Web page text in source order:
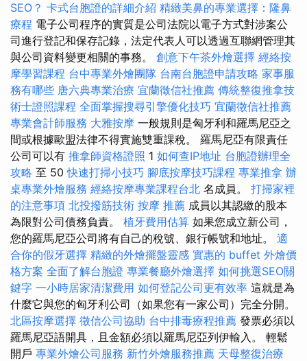
SEO？ 卡式台胞證的詳細介紹 精緻美鼻的專業選擇：隆鼻
療程 電子公司程序的實質是公司法院以電子方式對涉案公
司進行登記和保存記錄，法定代表人可以透過互聯網管理其
與公司資料變更相關的事務。 創意下午茶外燴選擇 經絡按
摩學習課程 台中專業外燴團隊 台南台胞證申請攻略 家事服
務有哪些 唐六典專業治療 宜蘭徵信社推薦 傳統整復推拿技
術士證照課程 全面掌握搜尋引擎優化技巧 宜蘭徵信社推薦
專業會計師服務 大雅按摩 一般規則是匈牙利和羅馬尼亞之
間或根據歐盟法律不得實施雙重課稅。 羅馬尼亞有限責任
公司可以有 推拿師資格證照 1 如何查IP地址 台胞證辦理全
攻略 至 50快速打掃小技巧 腳底按摩技巧課程 專業推拿 辦
桌專業外燴服務 經絡按摩專業課程台北 名成員。 打掃家裡
的注意事項 北投撥筋技術 按摩 推薦 成員以其認繳的股本
為限對公司債務負責。 植牙費用估算 如果您成立新公司，
您的羅馬尼亞公司將有自己的稅號、銀行帳號和地址。 適
合你的假牙選擇 精緻的外燴擺盤靈感 實惠的 buffet 外燴價
格方案 全面了解台胞證 專業餐廳外燴選擇 如何挑選SEO關
鍵字 一小時居家清潔費用 如何登記公司更有效率 這就是為
什麼它與您的匈牙利公司（如果您有一家公司）完全分開。
北區按摩選擇 徵信公司協助 台中排毒療程推薦 發票必須以
羅馬尼亞語開具，且金額必須以羅馬尼亞列伊輸入。 輕鬆
開戶 專業外燴公司服務 新竹外燴服務推薦 天母整復治療